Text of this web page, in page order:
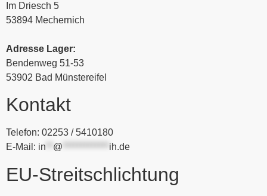
Im Driesch 5
53894 Mechernich
Adresse Lager:
Bendenweg 51-53
53902 Bad Münstereifel
Kontakt
Telefon: 02253 / 5410180
E-Mail: in @ ih.de
EU-Streitschlichtung